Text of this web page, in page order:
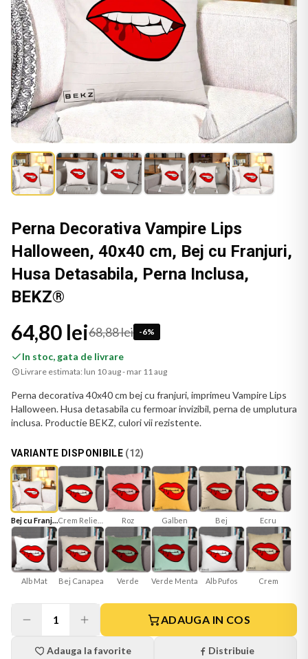
Perna Decorativa Vampire Lips
Halloween, 40x40 cm, Bej cu Franjuri,
Husa Detasabila, Perna Inclusa,
BEKZ®
64,80 lei68,88 lei -6%
In stoc, gata de livrare
Livrare estimata: lun 10 aug - mar 11 aug
Perna decorativa 40x40 cm bej cu franjuri, imprimeu Vampire Lips
Halloween. Husa detasabila cu fermoar invizibil, perna de umplutura
inclusa. Productie BEKZ, culori vii rezistente.
VARIANTE DISPONIBILE (12)
Bej cu Franjuri Roz Galben Bej Ecru
Alb Mat Bej Canapea Verde Verde Menta Alb Pufos Crem
1 ADAUGA IN COS
Adauga la favorite Distribuie